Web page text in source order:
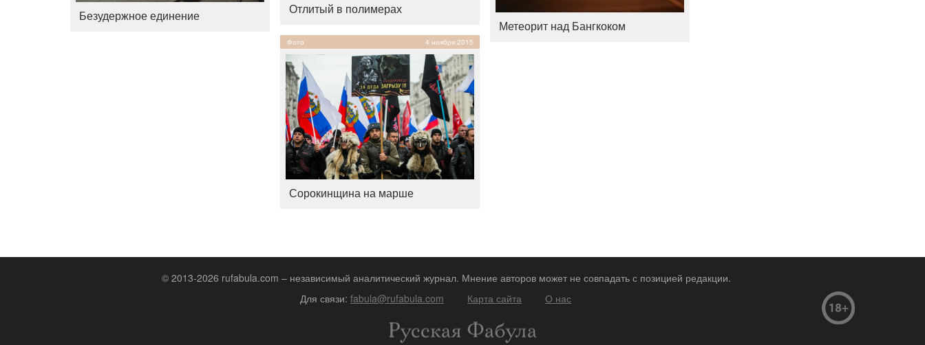
Безудержное единение Отлитый в полимерах
Фото 4 ноября 2015
Сорокинщина на марше
Метеорит над Бангкоком
© 2013-2026 rufabula.com – независимый аналитический журнал. Мнение авторов может не совпадать с позицией редакции.
Для связи: fabula@rufabula.com Карта сайта О нас